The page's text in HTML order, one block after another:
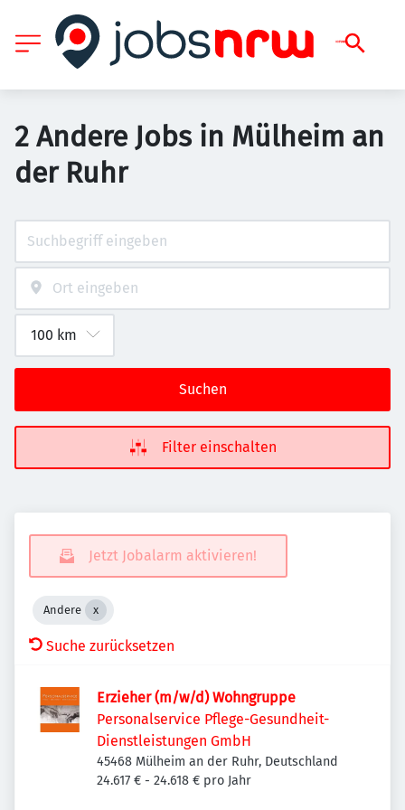
2 Andere Jobs in Mülheim an
der Ruhr
Suchen
Filter einschalten
Jetzt Jobalarm aktivieren!
Andere
Suche zurücksetzen
Erzieher (m/w/d) Wohngruppe
Personalservice Pflege-Gesundheit-
Dienstleistungen GmbH
45468 Mülheim an der Ruhr, Deutschland
24.617 € - 24.618 € pro Jahr